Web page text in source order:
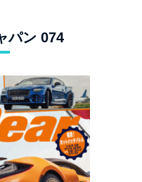
パン 074